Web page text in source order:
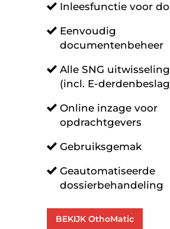
Inleesfunctie voor
Eenvoudig
documentenbeheer
Alle SNG
(incl. E-
Online inzage voor
opdrachtgevers
Gebruiksgemak
Geautomatiseerde
dossierbehandeling
BEKIJK OthoMatic